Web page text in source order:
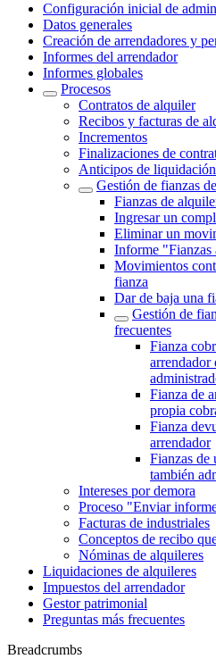
Configuración inicial de
Datos generales
Creación de arrendadores y
Informes del arrendador
Informes globales
Procesos
Contratos de alquiler
Recibos y facturas de
Incrementos
Finalizaciones de
Anticipos de liquidación
Gestión de fianzas
Fianzas de
Ingresar un
Eliminar un
Informe "Fianzas
Movimientos
fianza
Dar de baja una
Gestión de
frecuentes
Fianza
arrendador
Fianza de
propia
Fianza
arrendador
Fianzas de
también
Intereses por demora
Proceso "Enviar
Facturas de industriales
Conceptos de recibo
Nóminas de alquileres
Liquidaciones de alquileres
Impuestos del arrendador
Gestor patrimonial
Preguntas más frecuentes
Breadcrumbs